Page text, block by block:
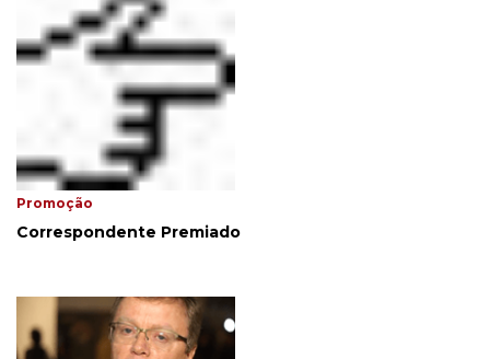
Promoção
Correspondente Premiado